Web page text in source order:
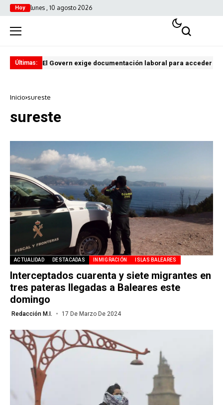
Hoy lunes , 10 agosto 2026
Últimas: El Govern exige documentación laboral para acceder a
Inicio sureste
sureste
ACTUALIDAD DESTACADAS INMIGRACIÓN ISLAS BALEARES
Interceptados cuarenta y siete migrantes en
tres pateras llegadas a Baleares este
domingo
Redacción M.I. 17 De Marzo De 2024